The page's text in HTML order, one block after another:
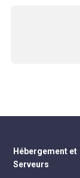
Hébergement et
Serveurs